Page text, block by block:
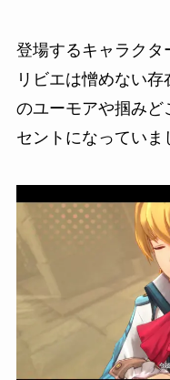
登場するキャラクタ
リビエは憎めない
のユーモアや掴みど
セントになっていま